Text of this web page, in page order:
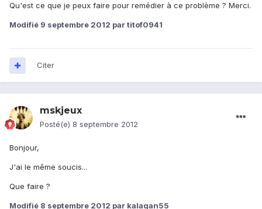
Qu'est ce que je peux faire pour remédier à ce problème ? Merci.
Modifié 9 septembre 2012 par titof0941
Citer
mskjeux
Posté(e) 8 septembre 2012
Bonjour,
J'ai le même soucis...
Que faire ?
Modifié 8 septembre 2012 par kalagan55